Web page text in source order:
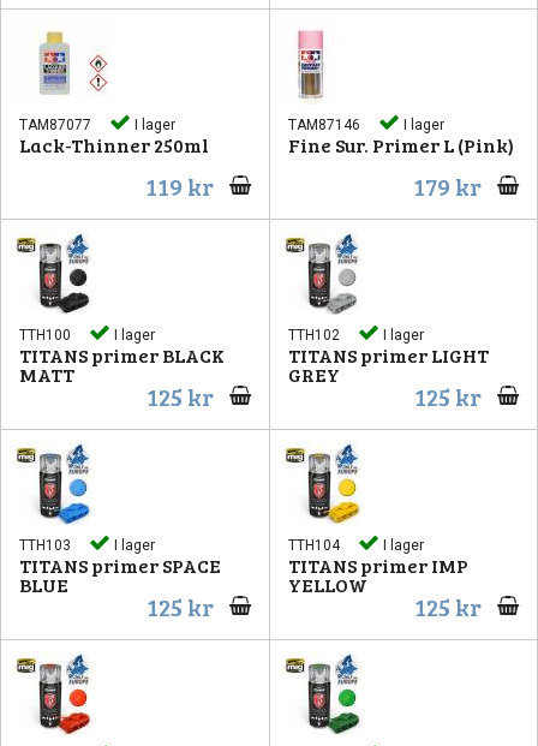
TAM87077 I lager
Lack-Thinner 250ml
119 kr
TAM87146 I lager
Fine Sur. Primer L (Pink)
179 kr
TTH100 I lager
TITANS primer BLACK
MATT
125 kr
TTH102 I lager
TITANS primer LIGHT
GREY
125 kr
TTH103 I lager
TITANS primer SPACE
BLUE
125 kr
TTH104 I lager
TITANS primer IMP
YELLOW
125 kr